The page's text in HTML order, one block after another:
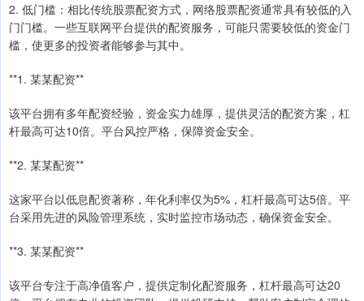
2. 低门槛：相比传统股票配资方式，网络股票配资通常具有较低的入
门门槛。一些互联网平台提供的配资服务，可能只需要较低的资金门
槛，使更多的投资者能够参与其中。
**1. 某某配资**
该平台拥有多年配资经验，资金实力雄厚，提供灵活的配资方案，杠
杆最高可达10倍。平台风控严格，保障资金安全。
**2. 某某配资**
这家平台以低息配资著称，年化利率仅为5%，杠杆最高可达5倍。平
台采用先进的风险管理系统，实时监控市场动态，确保资金安全。
**3. 某某配资**
该平台专注于高净值客户，提供定制化配资服务，杠杆最高可达20